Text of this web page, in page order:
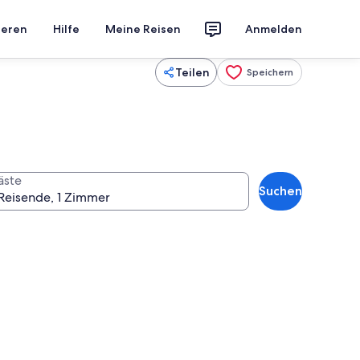
Hilfe Meine Reisen Anmelden
Teilen Speichern
Suchen